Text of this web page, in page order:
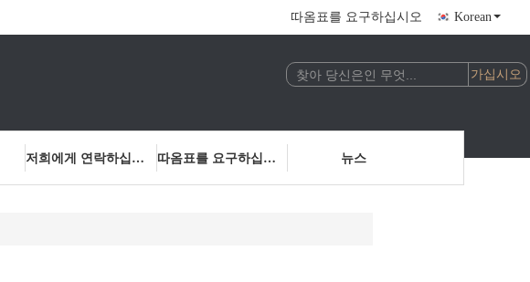
따옴표를 요구하십시오 Korean
저희에게 연락하십시오 따옴표를 요구하십시오 뉴스